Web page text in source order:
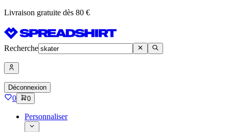
Livraison gratuite dès 80 €
Recherche
Déconnexion
0 0
Personnaliser